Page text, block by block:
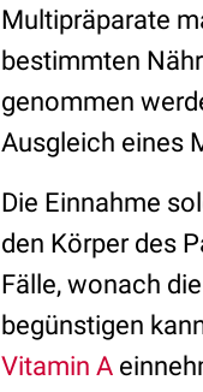
Multipräparate
bestimmten
genommen
Ausgleich eines
Die Einnahme
den Körper des
Fälle, wonach
begünstigen
Vitamin A